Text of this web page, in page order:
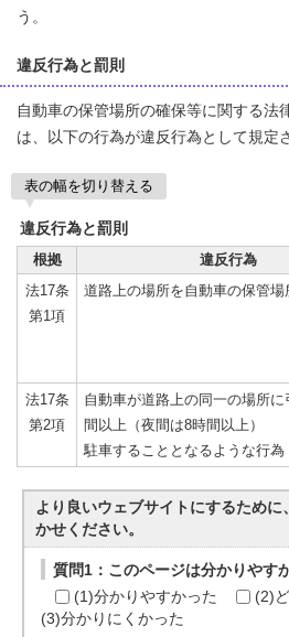
う。
違反行為と罰則
自動車の保管場所の確保等に関する法
は、以下の行為が違反行為として規定
表の幅を切り替える
違反行為と罰則
根拠
違反行為
法17条
第1項
道路上の場所を自動車の保管場
法17条
第2項
自動車が道路上の同一の場所に
間以上（夜間は8時間以上）
駐車することとなるような行為
より良いウェブサイトにするために
かせください。
質問1：このページは分かりやす
(1)分かりやすかった
(2)
(3)分かりにくかった